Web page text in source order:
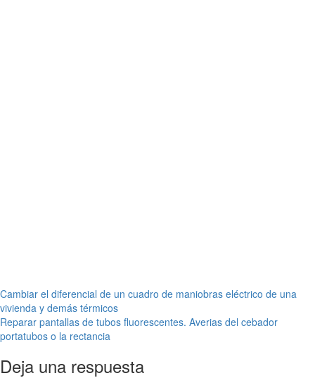
Navegación
de
entradas
Cambiar el diferencial de un cuadro de maniobras eléctrico de una
vivienda y demás térmicos
Reparar pantallas de tubos fluorescentes. Averias del cebador
portatubos o la rectancia
Deja una respuesta